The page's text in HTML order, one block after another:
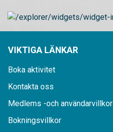
VIKTIGA LÄNKAR
Boka aktivitet
Kontakta oss
Medlems -och användarvillkor
Bokningsvillkor